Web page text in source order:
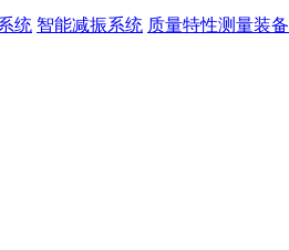
统 智能减振系统 质量特性测量装备